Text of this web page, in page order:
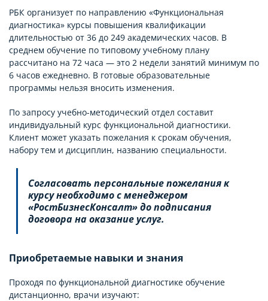
РБК организует по направлению «Функциональная
диагностика» курсы повышения квалификации
длительностью от 36 до 249 академических часов. В
среднем обучение по типовому учебному плану
рассчитано на 72 часа — это 2 недели занятий минимум по
6 часов ежедневно. В готовые образовательные
программы нельзя вносить изменения.
По запросу учебно-методический отдел составит
индивидуальный курс функциональной диагностики.
Клиент может указать пожелания к срокам обучения,
набору тем и дисциплин, названию специальности.
Согласовать персональные пожелания к
курсу необходимо с менеджером
«РостБизнесКонсалт» до подписания
договора на оказание услуг.
Приобретаемые навыки и знания
Проходя по функциональной диагностике обучение
дистанционно, врачи изучают: